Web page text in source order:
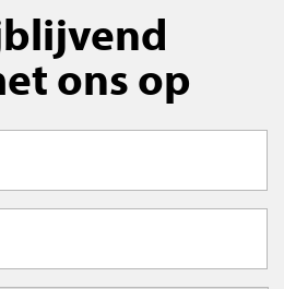
ons op